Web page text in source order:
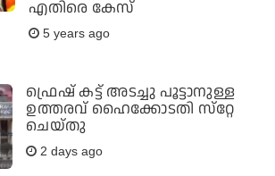
എതിരെ കേസ്
5 years ago
ഫ്രെഷ് കട്ട് അടച്ചു പൂട്ടാനുള്ള
ഉത്തരവ് ഹൈക്കോടതി സ്‌റ്റേ
ചെയ്തു
2 days ago